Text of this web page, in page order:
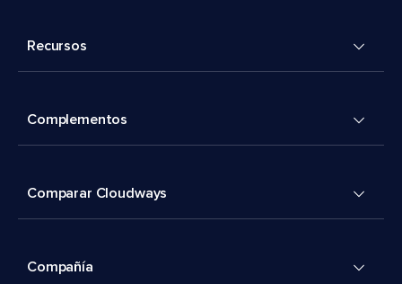
Recursos
Complementos
Comparar Cloudways
Compañía